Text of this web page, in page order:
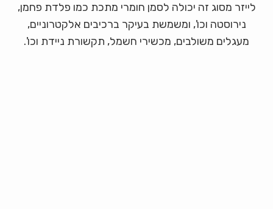
לייזר מסוג זה יכולה לסמן חומרי מתכת כמו פלדת פחמן,
נירוסטה וכו', ומשמשת בעיקר ברכיבים אלקטרוניים,
מעגלים משולבים, מכשירי חשמל, תקשורת ניידת וכו'.